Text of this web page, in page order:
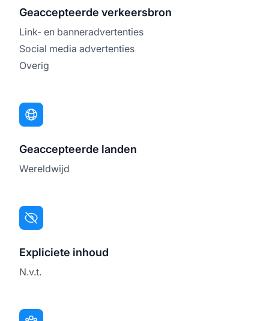
Geaccepteerde verkeersbron
Link- en banneradvertenties
Social media advertenties
Overig
Geaccepteerde landen
Wereldwijd
Expliciete inhoud
N.v.t.